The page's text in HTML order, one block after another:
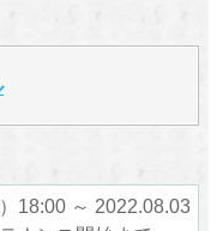
18:00 ～ 2022.08.03